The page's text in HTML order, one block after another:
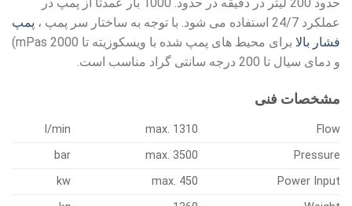
عملکرد 24/7 استفاده می شود. با توجه به ساختار سر پمپ ،
پمپ
فشار بالا
برای محیط های پمپ شده با ویسکوزیته تا 2000 mPas)
و دمای سیال تا 200 درجه سانتی گراد مناسب است.
مشخصات فنی
Flow
max. 1310
l/min
Pressure
max. 3500
bar
Power Input
max. 450
kw